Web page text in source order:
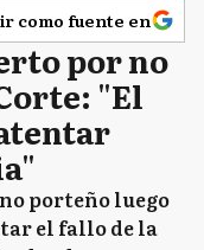
como fuente en
por no
"El
porteño luego
el fallo de la